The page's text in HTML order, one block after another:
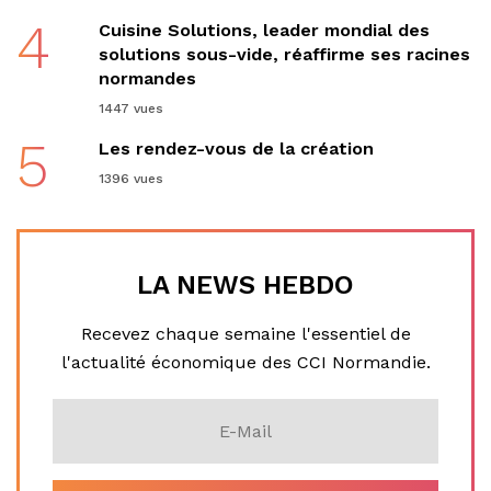
4
Cuisine Solutions, leader mondial des
solutions sous-vide, réaffirme ses racines
normandes
1447 vues
5 Les rendez-vous de la création
1396 vues
LA NEWS HEBDO
Recevez chaque semaine l'essentiel de
l'actualité économique des CCI Normandie.